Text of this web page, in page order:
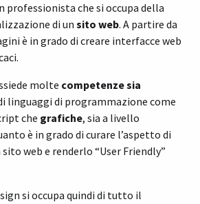
professionista che si occupa della
di un sito web. A partire da
è in grado di creare interfacce web
molte competenze sia
linguaggi di programmazione come
che grafiche, sia a livello
è in grado di curare l’aspetto di
web e renderlo “User Friendly”
si occupa quindi di tutto il